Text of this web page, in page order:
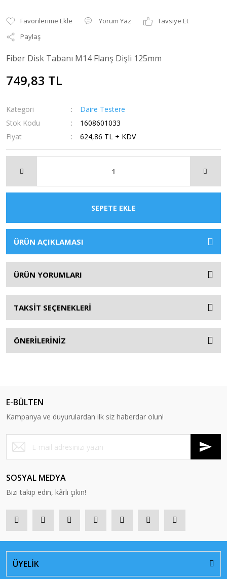
Yorum Yaz
Tavsiye Et
Paylaş
Fiber Disk Tabanı M14 Flanş Dişli 125mm
749,83 TL
Kategori
Daire Testere
Stok Kodu
1608601033
Fiyat
624,86 TL + KDV
SEPETE EKLE
ÜRÜN AÇIKLAMASI
ÜRÜN YORUMLARI
TAKSİT SEÇENEKLERİ
ÖNERİLERİNİZ
E-BÜLTEN
Kampanya ve duyurulardan ilk siz haberdar olun!
SOSYAL MEDYA
Bizi takip edin, kârlı çıkın!
ÜYELİK